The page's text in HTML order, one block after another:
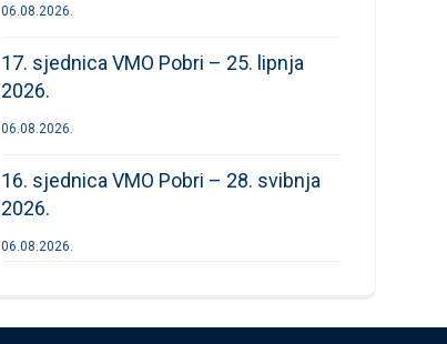
06.08.2026.
17. sjednica VMO Pobri – 25. lipnja
2026.
06.08.2026.
16. sjednica VMO Pobri – 28. svibnja
2026.
06.08.2026.